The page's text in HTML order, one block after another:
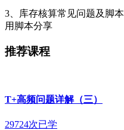
3、库存核算常见问题及脚
用脚本分享
推荐课程
T+高频问题详解（三）
29724次已学